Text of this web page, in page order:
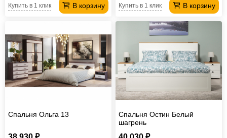
В корзину
Купить в 1 клик В корзину
Купить в 1 клик
Спальня Ольга 13
Спальня Остин Белый
шагрень